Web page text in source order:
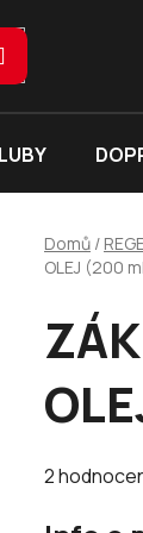
Domů /
OLEJ (200
Průměrné
2